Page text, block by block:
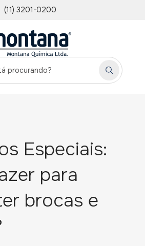
(11) 3201-0200
Especiais:
para
brocas e